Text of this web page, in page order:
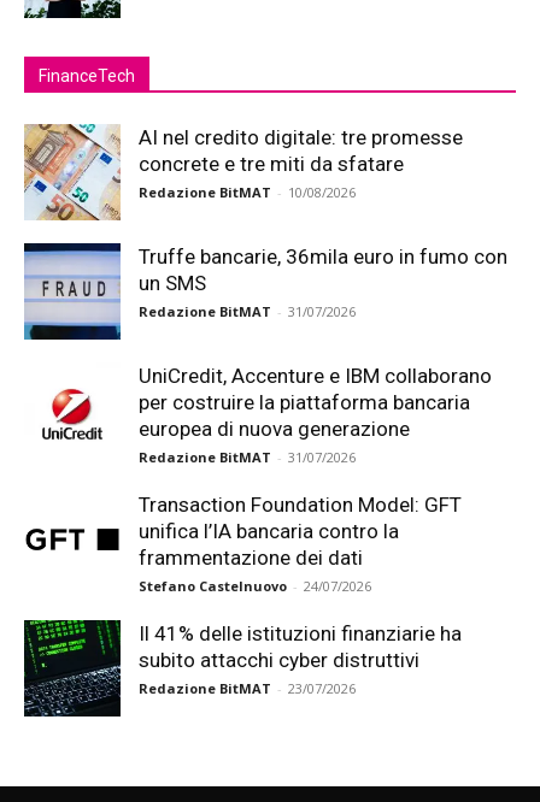
FinanceTech
AI nel credito digitale: tre promesse
concrete e tre miti da sfatare
Redazione BitMAT - 10/08/2026
Truffe bancarie, 36mila euro in fumo con
un SMS
Redazione BitMAT - 31/07/2026
UniCredit, Accenture e IBM collaborano
per costruire la piattaforma bancaria
europea di nuova generazione
Redazione BitMAT - 31/07/2026
Transaction Foundation Model: GFT
unifica l’IA bancaria contro la
frammentazione dei dati
Stefano Castelnuovo - 24/07/2026
Il 41% delle istituzioni finanziarie ha
subito attacchi cyber distruttivi
Redazione BitMAT - 23/07/2026